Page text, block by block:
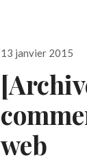
Publié
13 janvier 2015
web